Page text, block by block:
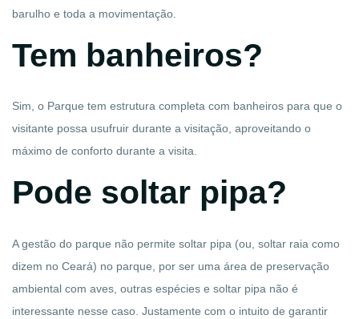
barulho e toda a movimentação.
Tem banheiros?
Sim, o Parque tem estrutura completa com banheiros para que o
visitante possa usufruir durante a visitação, aproveitando o
máximo de conforto durante a visita.
Pode soltar pipa?
A gestão do parque não permite soltar pipa (ou, soltar raia como
dizem no Ceará) no parque, por ser uma área de preservação
ambiental com aves, outras espécies e soltar pipa não é
interessante nesse caso. Justamente com o intuito de garantir